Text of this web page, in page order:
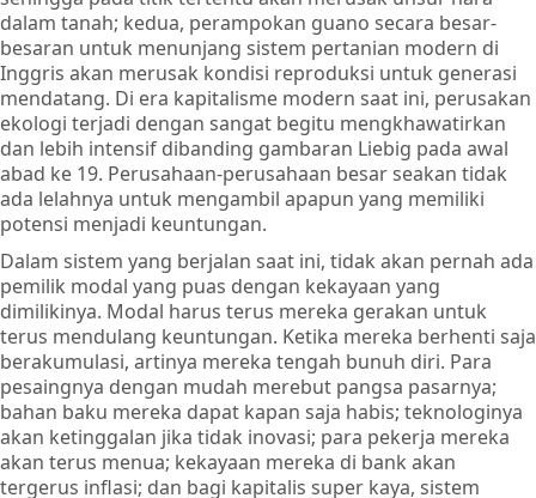
dalam tanah; kedua, perampokan guano secara besar-
besaran untuk menunjang sistem pertanian modern di
Inggris akan merusak kondisi reproduksi untuk generasi
mendatang. Di era kapitalisme modern saat ini, perusakan
ekologi terjadi dengan sangat begitu mengkhawatirkan
dan lebih intensif dibanding gambaran Liebig pada awal
abad ke 19. Perusahaan-perusahaan besar seakan tidak
ada lelahnya untuk mengambil apapun yang memiliki
potensi menjadi keuntungan.
Dalam sistem yang berjalan saat ini, tidak akan pernah ada
pemilik modal yang puas dengan kekayaan yang
dimilikinya. Modal harus terus mereka gerakan untuk
terus mendulang keuntungan. Ketika mereka berhenti saja
berakumulasi, artinya mereka tengah bunuh diri. Para
pesaingnya dengan mudah merebut pangsa pasarnya;
bahan baku mereka dapat kapan saja habis; teknologinya
akan ketinggalan jika tidak inovasi; para pekerja mereka
akan terus menua; kekayaan mereka di bank akan
tergerus inflasi; dan bagi kapitalis super kaya, sistem